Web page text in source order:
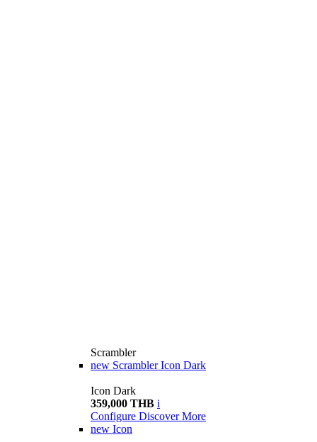
Scrambler
new Scrambler Icon Dark
Icon Dark
359,000 THB i
Configure Discover More
new Icon